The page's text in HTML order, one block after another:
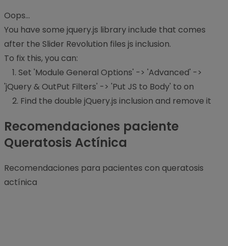
Oops...
You have some jquery.js library include that comes
after the Slider Revolution files js inclusion.
To fix this, you can:
1. Set 'Module General Options' -> 'Advanced' ->
'jQuery & OutPut Filters' -> 'Put JS to Body' to on
2. Find the double jQuery.js inclusion and remove it
Recomendaciones paciente
Queratosis Actínica
Recomendaciones para pacientes con queratosis
actínica